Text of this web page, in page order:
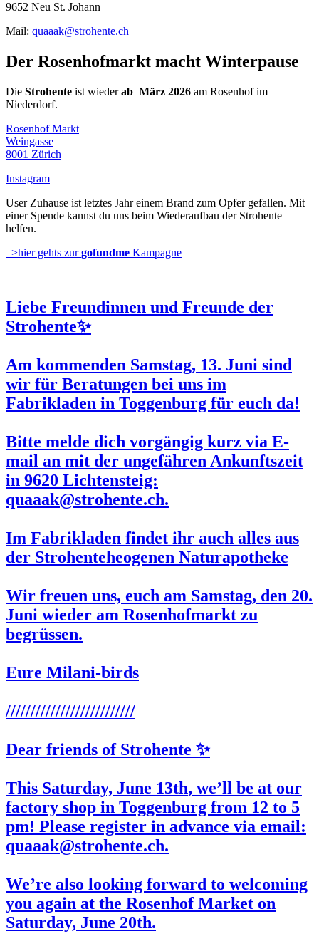
9652 Neu St. Johann
Mail: quaaak@strohente.ch
Der Rosenhofmarkt macht Winterpause
Die Strohente ist wiederab März 2026 am Rosenhof im
Niederdorf.
Rosenhof Markt
Weingasse
8001 Zürich
Instagram
User Zuhause ist letztes Jahr einem Brand zum Opfer gefallen. Mit
einer Spende kannst du uns beim Wiederaufbau der Strohente
helfen.
–>hier gehts zurgofundme Kampagne
Liebe Freundinnen und Freunde der
Strohente✨
Am kommenden Samstag, 13. Juni sind
wir für Beratungen bei uns im
Fabrikladen in Toggenburg für euch da!
Bitte melde dich vorgängig kurz via E-
mail an mit der ungefähren Ankunftszeit
in 9620 Lichtensteig:
quaaak@strohente.ch.
Im Fabrikladen findet ihr auch alles aus
der Strohenteheogenen Naturapotheke
Wir freuen uns, euch am Samstag, den 20.
Juni wieder am Rosenhofmarkt zu
begrüssen.
Eure Milani-birds
//////////////////////////
Dear friends of Strohente ✨
This Saturday, June 13th, we’ll be at our
factory shop in Toggenburg from 12 to 5
pm! Please register in advance via email:
quaaak@strohente.ch.
We’re also looking forward to welcoming
you again at the RosenhofMarket on
Saturday, June 20th.